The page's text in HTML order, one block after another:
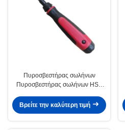
Πυροσβεστήρας σωλήνων
Πυροσβεστήρας σωλήνων HSS
360 μοίρες
Βρείτε την καλύτερη τιμή